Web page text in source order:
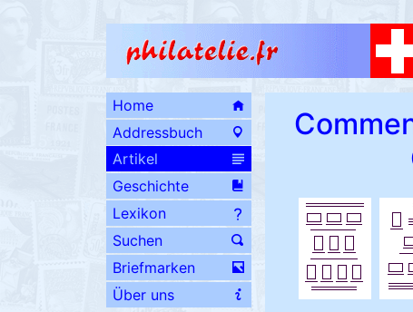
Home
Addressbuch
Artikel
Geschichte
Lexikon
Suchen
Briefmarken
Über uns